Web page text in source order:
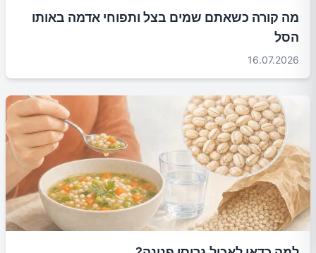
מה קורה כשאתם שמים בצל ותפוחי אדמה באותו
הסל
16.07.2026